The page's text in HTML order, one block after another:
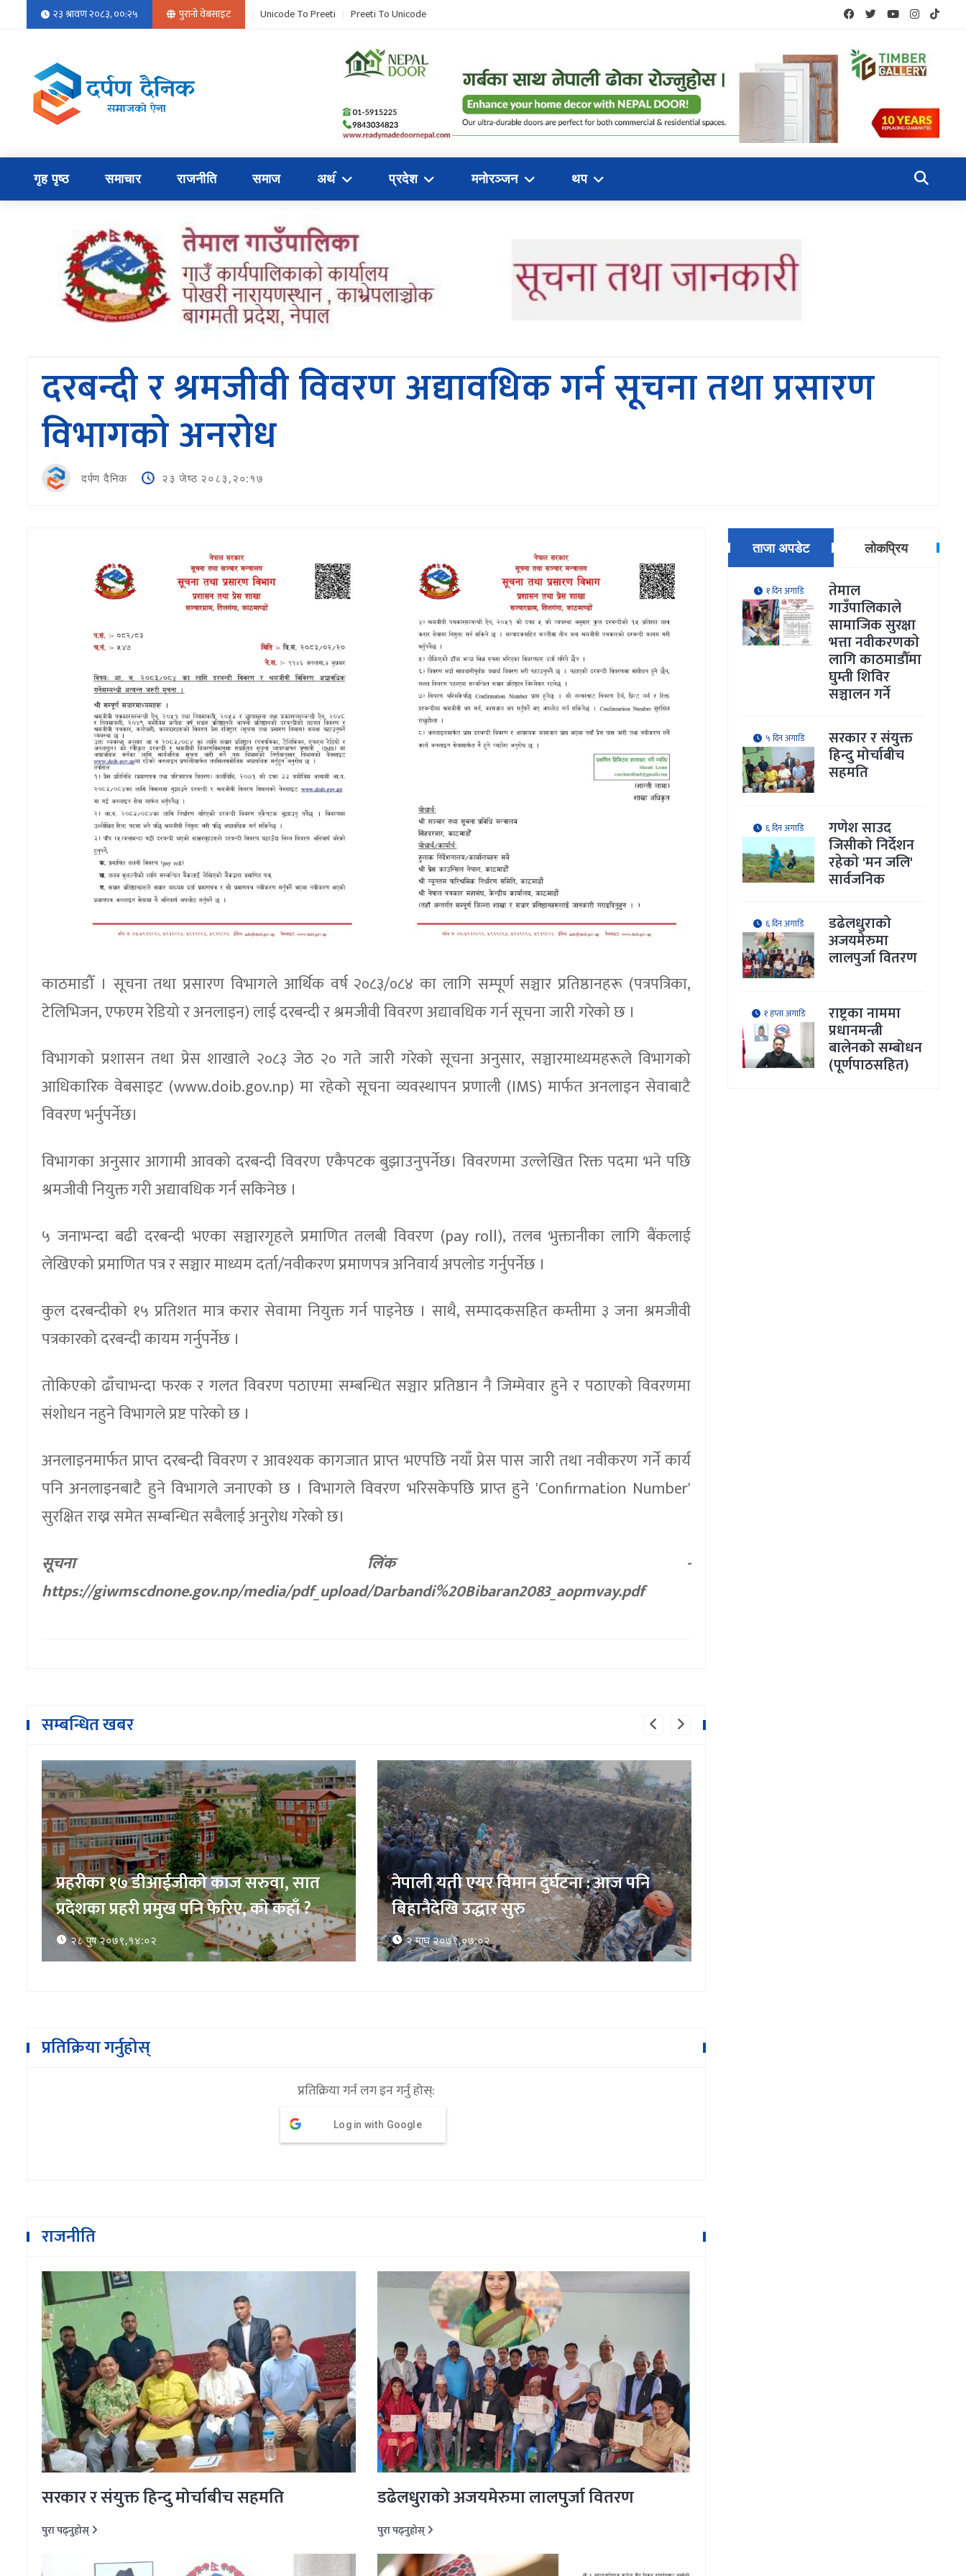
२३ श्रावण २०८३, ००:२५ पुरानो वेबसाइट Unicode To Preeti Preeti To Unicode
गृह पृष्ठ समाचार राजनीति समाज अथ॔ प्रदेश मनोरञ्जन थप
दरबन्दी र श्रमजीवी विवरण अद्यावधिक गर्न सूचना तथा प्रसारण
विभागकाे अनराेध
दर्पण दैनिक २३ जेष्ठ २०८३,२०:१७
काठमाडौँ । सूचना तथा प्रसारण विभागले आर्थिक वर्ष २०८३/०८४ का लागि सम्पूर्ण सञ्चार प्रतिष्ठानहरू (पत्रपत्रिका,
टेलिभिजन, एफएम रेडियो र अनलाइन) लाई दरबन्दी र श्रमजीवी विवरण अद्यावधिक गर्न सूचना जारी गरेको छ ।
विभागको प्रशासन तथा प्रेस शाखाले २०८३ जेठ २० गते जारी गरेको सूचना अनुसार, सञ्चारमाध्यमहरूले विभागको
आधिकारिक वेबसाइट (www.doib.gov.np) मा रहेको सूचना व्यवस्थापन प्रणाली (IMS) मार्फत अनलाइन सेवाबाटै
विवरण भर्नुपर्नेछ।
विभागका अनुसार आगामी आवको दरबन्दी विवरण एकैपटक बुझाउनुपर्नेछ। विवरणमा उल्लेखित रिक्त पदमा भने पछि
श्रमजीवी नियुक्त गरी अद्यावधिक गर्न सकिनेछ ।
५ जनाभन्दा बढी दरबन्दी भएका सञ्चारगृहले प्रमाणित तलबी विवरण (pay roll), तलब भुक्तानीका लागि बैंकलाई
लेखिएको प्रमाणित पत्र र सञ्चार माध्यम दर्ता/नवीकरण प्रमाणपत्र अनिवार्य अपलोड गर्नुपर्नेछ ।
कुल दरबन्दीको १५ प्रतिशत मात्र करार सेवामा नियुक्त गर्न पाइनेछ । साथै, सम्पादकसहित कम्तीमा ३ जना श्रमजीवी
पत्रकारको दरबन्दी कायम गर्नुपर्नेछ ।
तोकिएको ढाँचाभन्दा फरक र गलत विवरण पठाएमा सम्बन्धित सञ्चार प्रतिष्ठान नै जिम्मेवार हुने र पठाएको विवरणमा
संशोधन नहुने विभागले प्रष्ट पारेको छ ।
अनलाइनमार्फत प्राप्त दरबन्दी विवरण र आवश्यक कागजात प्राप्त भएपछि नयाँ प्रेस पास जारी तथा नवीकरण गर्ने कार्य
पनि अनलाइनबाटै हुने विभागले जनाएकाे छ । विभागले विवरण भरिसकेपछि प्राप्त हुने 'Confirmation Number'
सुरक्षित राख्न समेत सम्बन्धित सबैलाई अनुरोध गरेको छ।
सूचना लिंक -
https://giwmscdnone.gov.np/media/pdf_upload/Darbandi%20Bibaran2083_aopmvay.pdf
सम्बन्धित खबर
नेपाली यती एयर विमान दुर्घटना : आज पनि
बिहानैदेखि उद्धार सुरु
२ माघ २०७९,०७:०२
नक्कली रक्सी बनाउने पक्राउ
१५ माघ २०७९,१०:२६
प्रतिक्रिया गर्नुहोस्
प्रतिक्रिया गर्न लग इन गर्नु होस्:
Log in with Google
राजनीति
सरकार र संयुक्त हिन्दु मोर्चाबीच सहमति
पुरा पढ्नुहोस्
डढेलधुराको अजयमेरुमा लालपुर्जा वितरण
पुरा पढ्नुहोस्
ताजा अपडेट लोकप्रिय
१ दिन अगाडि तेमाल
गाउँपालिकाले
सामाजिक सुरक्षा
भत्ता नवीकरणकाे
लागि काठमाडौँमा
घुम्ती शिविर
सञ्चालन गर्ने
५ दिन अगाडि सरकार र संयुक्त
हिन्दु मोर्चाबीच
सहमति
६ दिन अगाडि गणेश साउद
जिसीको निर्देशन
रहेकाे 'मन जलि'
सार्वजनिक
६ दिन अगाडि डढेलधुराको
अजयमेरुमा
लालपुर्जा वितरण
१ हप्ता अगाडि राष्ट्रका नाममा
प्रधानमन्त्री
बालेनको सम्बोधन
(पूर्णपाठसहित)